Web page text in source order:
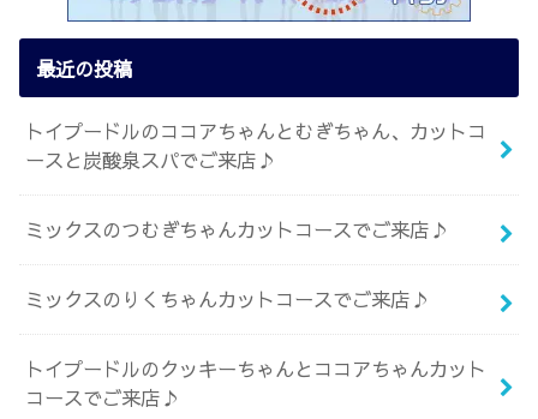
最近の投稿
トイプードルのココアちゃんとむぎちゃん、カットコ
ースと炭酸泉スパでご来店♪
ミックスのつむぎちゃんカットコースでご来店♪
ミックスのりくちゃんカットコースでご来店♪
トイプードルのクッキーちゃんとココアちゃんカット
コースでご来店♪